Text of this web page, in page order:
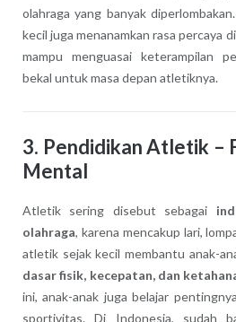
olahraga yang banyak
kecil juga menanamkan rasa percaya
mampu menguasai keterampilan
bekal untuk masa depan atletiknya.
3. Pendidikan Atletik –
Mental
Atletik sering disebut sebagai
olahraga, karena mencakup lari,
atletik sejak kecil membantu anak-
dasar fisik, kecepatan, dan
ini, anak-anak juga belajar
sportivitas. Di Indonesia, sudah